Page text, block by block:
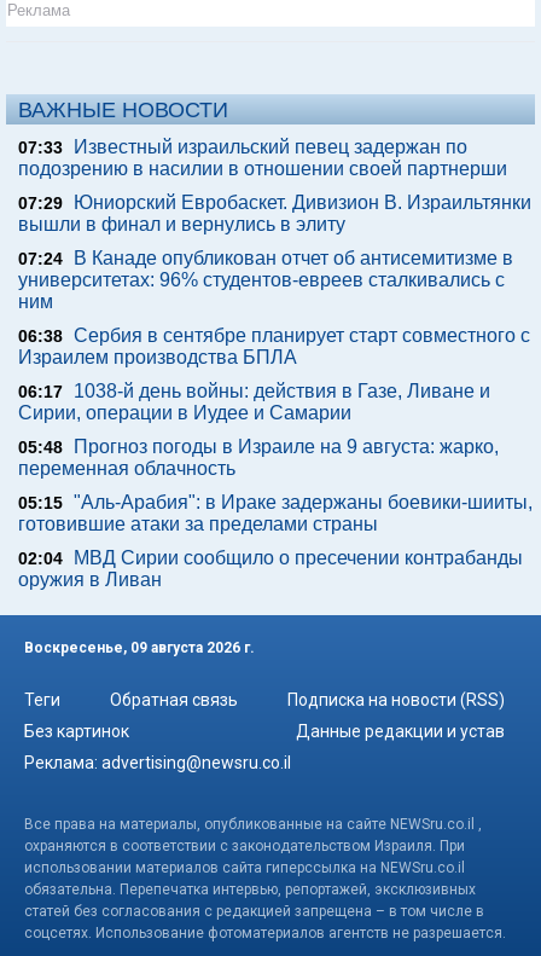
Реклама
ВАЖНЫЕ НОВОСТИ
07:33
Известный израильский певец задержан по
подозрению в насилии в отношении своей партнерши
07:29
Юниорский Евробаскет. Дивизион В. Израильтянки
вышли в финал и вернулись в элиту
07:24
В Канаде опубликован отчет об антисемитизме в
университетах: 96% студентов-евреев сталкивались с
ним
06:38 Сербия в сентябре планирует старт совместного с
Израилем производства БПЛА
06:17
1038-й день войны: действия в Газе, Ливане и
Сирии, операции в Иудее и Самарии
05:48
Прогноз погоды в Израиле на 9 августа: жарко,
переменная облачность
05:15 "Аль-Арабия": в Ираке задержаны боевики-шииты,
готовившие атаки за пределами страны
02:04
МВД Сирии сообщило о пресечении контрабанды
оружия в Ливан
Воскресенье, 09 августа 2026 г.
Теги Обратная связь
Подписка на новости (RSS)
Без картинок
Данные редакции и устав
Реклама: advertising@newsru.co.il
Все права на материалы, опубликованные на сайте NEWSru.co.il ,
охраняются в соответствии с законодательством Израиля. При
использовании материалов сайта гиперссылка на NEWSru.co.il
обязательна. Перепечатка интервью, репортажей, эксклюзивных
статей без согласования с редакцией запрещена – в том числе в
соцсетях. Использование фотоматериалов агентств не разрешается.